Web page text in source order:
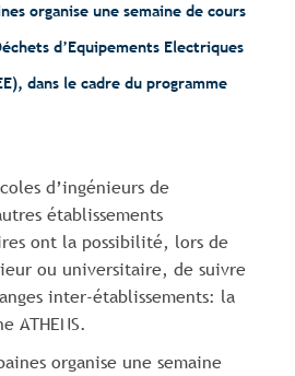
organise une semaine de cours
d’Equipements Electriques
dans le cadre du programme
d’ingénieurs de
établissements
ont la possibilité, lors de
ou universitaire, de suivre
inter-établissements: la
ATHENS.
organise une semaine